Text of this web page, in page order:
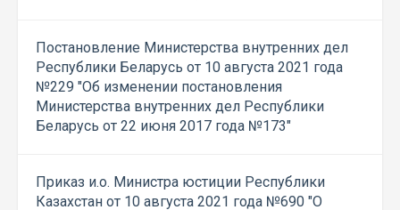
Постановление Министерства внутренних дел
Республики Беларусь от 10 августа 2021 года
№229 "Об изменении постановления
Министерства внутренних дел Республики
Беларусь от 22 июня 2017 года №173"
Приказ и.о. Министра юстиции Республики
Казахстан от 10 августа 2021 года №690 "О